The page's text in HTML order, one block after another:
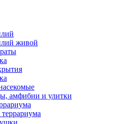
живой
амфибии и улитки